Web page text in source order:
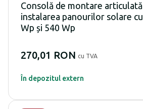
Consolă de montare
instalarea panourilor solare
Wp și 540 Wp
270,01 RON cu TVA
În depozitul extern